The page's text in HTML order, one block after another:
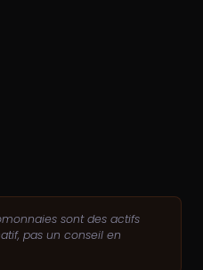
sont des actifs
pas un conseil en